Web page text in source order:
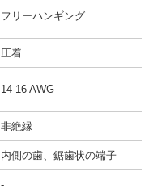
フリーハンギング
圧着
14-16 AWG
非絶縁
内側の歯、鋸歯状の端子
-